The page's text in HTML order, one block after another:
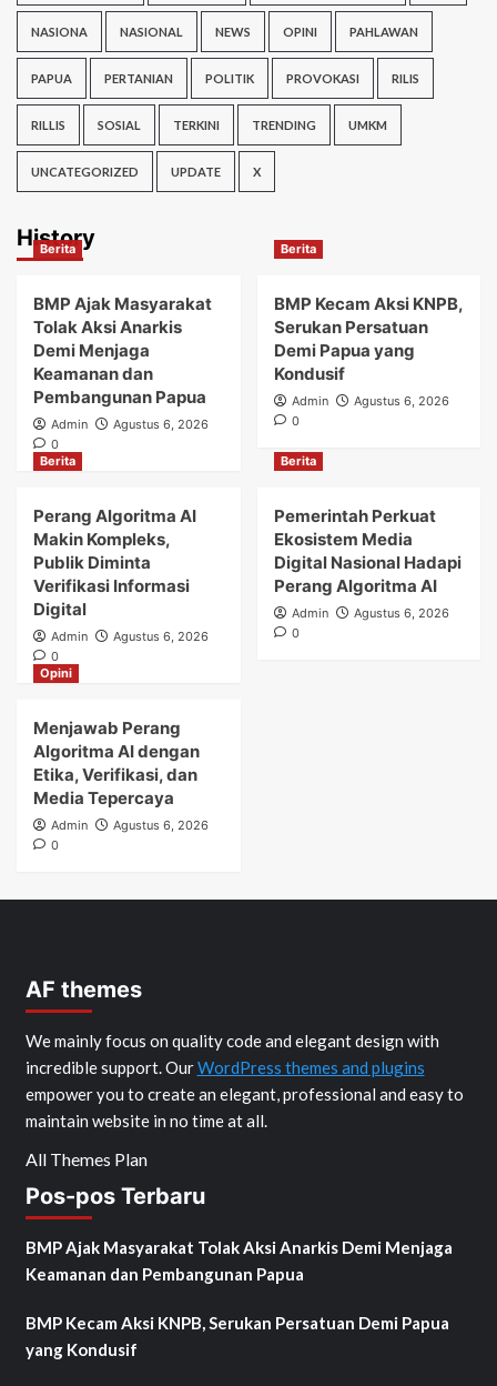
NASIONA NASIONAL NEWS OPINI PAHLAWAN
PAPUA PERTANIAN POLITIK PROVOKASI RILIS
RILLIS SOSIAL TERKINI TRENDING UMKM
UNCATEGORIZED UPDATE X
History
Berita
BMP Ajak Masyarakat
Tolak Aksi Anarkis
Demi Menjaga
Keamanan dan
Pembangunan Papua
Admin
Agustus 6, 2026
0
Berita
BMP Kecam Aksi KNPB,
Serukan Persatuan
Demi Papua yang
Kondusif
Admin
Agustus 6, 2026
0
Berita
Perang Algoritma AI
Makin Kompleks,
Publik Diminta
Verifikasi Informasi
Digital
Admin
Agustus 6, 2026
0
Berita
Pemerintah Perkuat
Ekosistem Media
Digital Nasional Hadapi
Perang Algoritma AI
Admin
Agustus 6, 2026
0
Opini
Menjawab Perang
Algoritma AI dengan
Etika, Verifikasi, dan
Media Tepercaya
Admin
Agustus 6, 2026
0
AF themes
We mainly focus on quality code and elegant design with
incredible support. OurWordPress themes and plugins
empower you to create an elegant, professional and easy to
maintain website in no time at all.
All Themes Plan
Pos-pos Terbaru
BMP Ajak Masyarakat Tolak Aksi Anarkis Demi Menjaga
Keamanan dan Pembangunan Papua
BMP Kecam Aksi KNPB, Serukan Persatuan Demi Papua
yang Kondusif